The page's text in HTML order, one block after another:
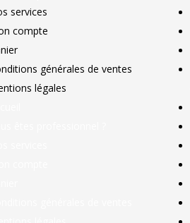
services
compte
générales de ventes
légales